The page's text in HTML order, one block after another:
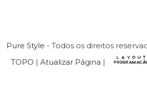
Pure Style - Todos os direitos
TOPO | Atualizar Página |